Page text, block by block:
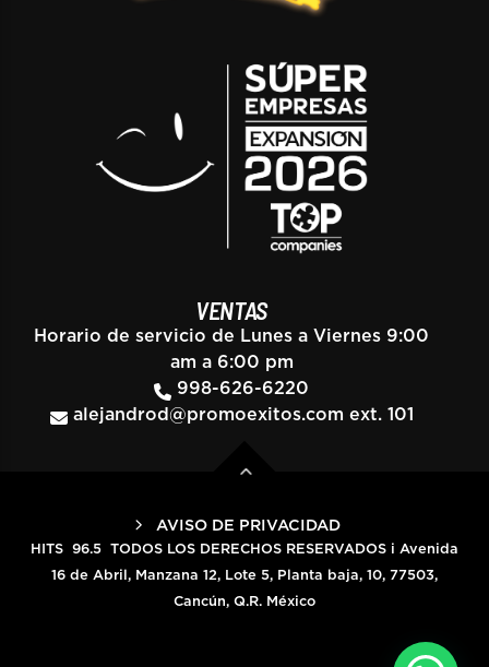
VENTAS
Horario de servicio de Lunes a Viernes 9:00
am a 6:00 pm
998-626-6220
alejandrod@promoexitos.com ext. 101
AVISO DE PRIVACIDAD
HITS 96.5 TODOS LOS DERECHOS RESERVADOS i Avenida
16 de Abril, Manzana 12, Lote 5, Planta baja, 10, 77503,
Cancún, Q.R. México